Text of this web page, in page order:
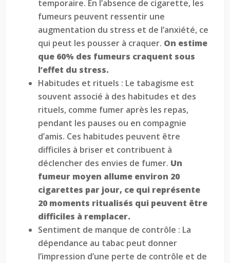
temporaire. En l’absence de cigarette, les
fumeurs peuvent ressentir une
augmentation du stress et de l’anxiété, ce
qui peut les pousser à craquer. On estime
que 60% des fumeurs craquent sous
l’effet du stress.
Habitudes et rituels : Le tabagisme est
souvent associé à des habitudes et des
rituels, comme fumer après les repas,
pendant les pauses ou en compagnie
d’amis. Ces habitudes peuvent être
difficiles à briser et contribuent à
déclencher des envies de fumer. Un
fumeur moyen allume environ 20
cigarettes par jour, ce qui représente
20 moments ritualisés qui peuvent être
difficiles à remplacer.
Sentiment de manque de contrôle : La
dépendance au tabac peut donner
l’impression d’une perte de contrôle et de